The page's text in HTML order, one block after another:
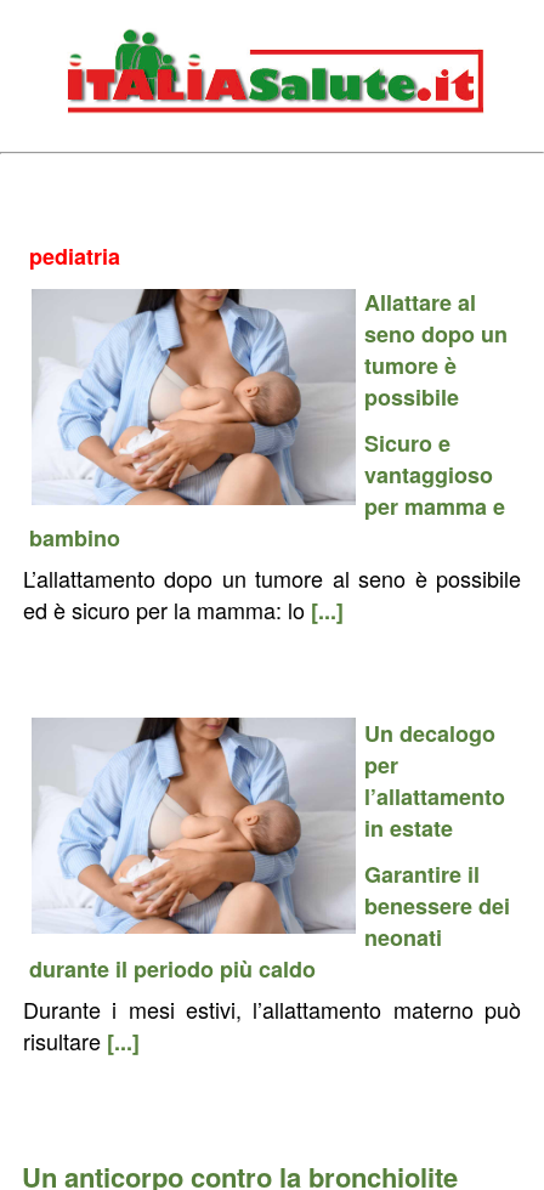
pediatria
Allattare al
seno dopo un
tumore è
possibile
Sicuro e
vantaggioso
per mamma e
bambino
L’allattamento dopo un tumore al seno è possibile
ed è sicuro per la mamma: lo [...]
Un decalogo
per
l’allattamento
in estate
Garantire il
benessere dei
neonati
durante il periodo più caldo
Durante i mesi estivi, l’allattamento materno può
risultare [...]
Un anticorpo contro la bronchiolite